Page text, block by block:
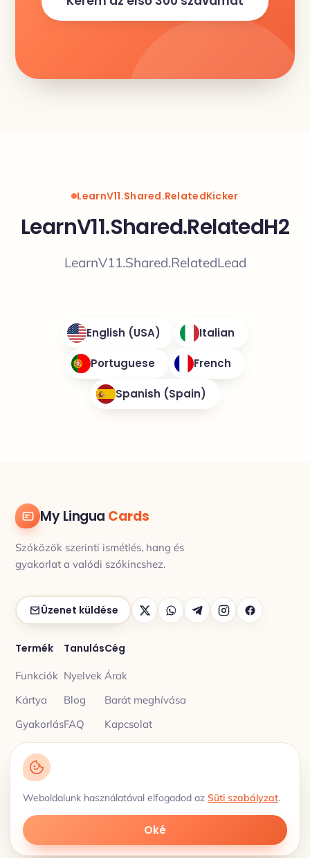
LearnV11.Shared.RelatedKicker
LearnV11.Shared.RelatedH2
LearnV11.Shared.RelatedLead
English (USA) Italian
Portuguese French
Spanish (Spain)
My Lingua Cards
Szóközök szerinti ismétlés, hang és
gyakorlat a valódi szókincshez.
Üzenet küldése
Termék
Funkciók
Kártya
Gyakorlás
Tanulás
Nyelvek
Blog
FAQ
Cég
Árak
Barát meghívása
Kapcsolat
© 2026 My Lingua Cards ·Adatvédelmi irányelvek·
Szóközökkel ellátott szókincs · 18 nyelvek
Weboldalunk használatával elfogadod az Süti szabályzat.
Oké